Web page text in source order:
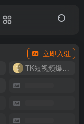
立即入驻
TK短视频爆款复刻